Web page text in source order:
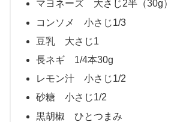
マヨネーズ 大さじ2半（30g）
コンソメ 小さじ1/3
豆乳 大さじ1
長ネギ 1/4本30g
レモン汁 小さじ1/2
砂糖 小さじ1/2
黒胡椒 ひとつまみ